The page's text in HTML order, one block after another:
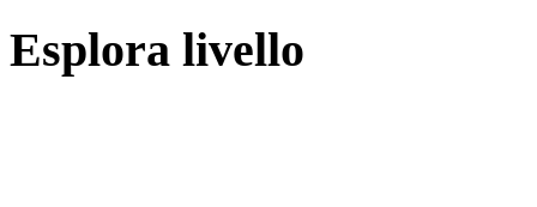
Esplora livello